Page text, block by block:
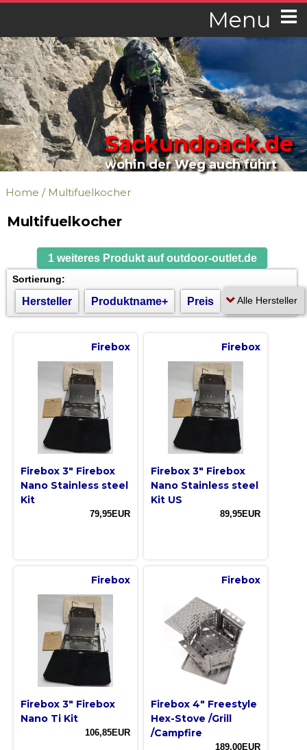
Menu
Sackundpack.de
wohin der Weg auch führt
Home / Multifuelkocher
Multifuelkocher
1 weiteres Produkt auf outdoor-outlet.de
Sortierung:
Hersteller Produktname+ Preis
Firebox
Firebox 3" Firebox
Nano Stainless steel
Kit
79,95EUR
Firebox
Firebox 3" Firebox
Nano Stainless steel
Kit US
89,95EUR
Firebox
Firebox 3" Firebox
Nano Ti Kit
106,85EUR
Firebox
Firebox 4" Freestyle
Hex-Stove /Grill
/Campfire
189,00EUR